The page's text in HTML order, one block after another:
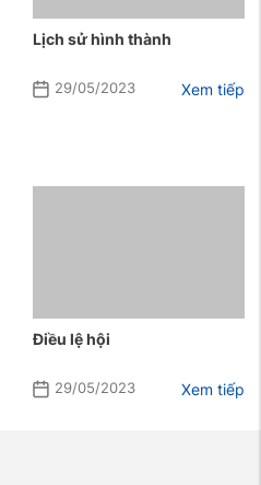
Lịch sử hình thành
29/05/2023 Xem tiếp
Điều lệ hội
29/05/2023 Xem tiếp